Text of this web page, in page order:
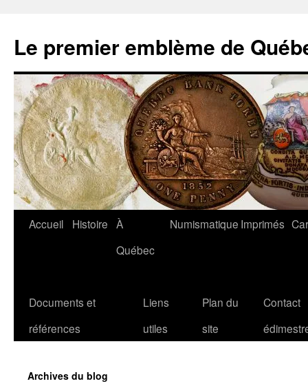
contenu
Le premier emblème de
Accueil Histoire À
Québec
Numismatique Imprimés
Documents et
références
Liens
utiles
Plan du
site
Contact
Archives du blog